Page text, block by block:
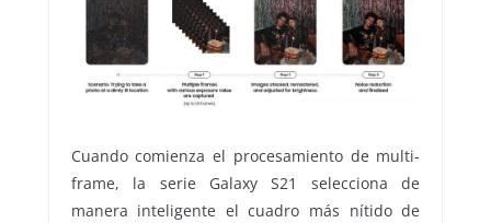
Cuando comienza el procesamiento de multi-
frame, la serie Galaxy S21 selecciona de
manera inteligente el cuadro más nítido de